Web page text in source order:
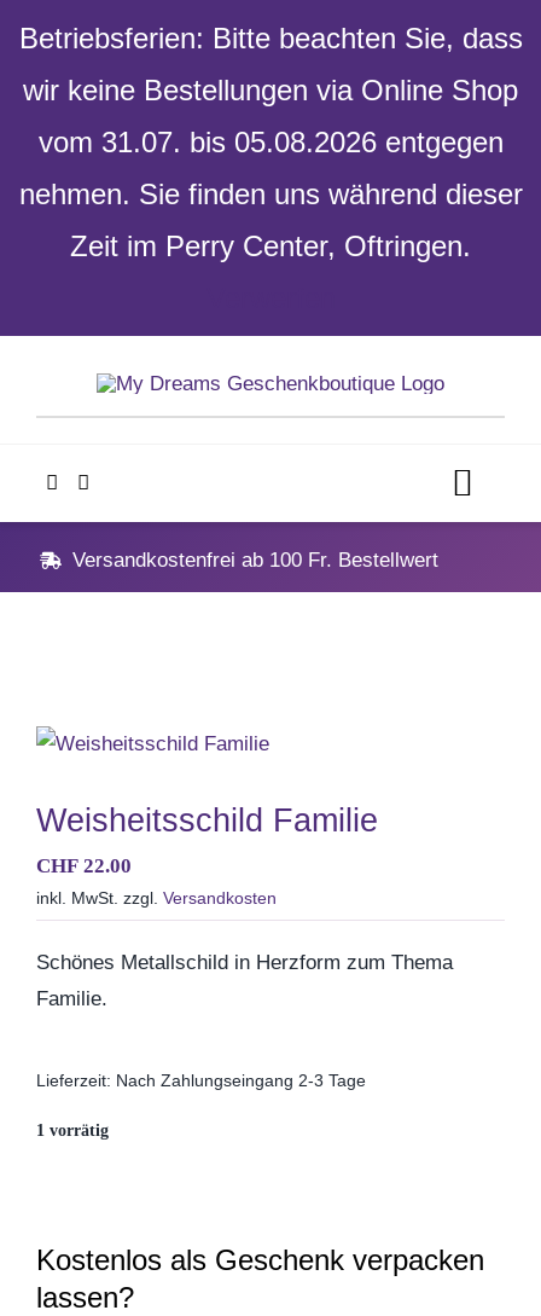
Betriebsferien: Bitte beachten Sie, dass
wir keine Bestellungen via Online Shop
vom 31.07. bis 05.08.2026 entgegen
nehmen. Sie finden uns während dieser
Zeit im Perry Center, Oftringen.
content
Home
Geburtstag
Polterabend
Versandkostenfrei ab 100 Fr. Bestellwert
Weisheitsschild Familie
CHF22.00
inkl. MwSt. zzgl. Versandkosten
Schönes Metallschild in Herzform zum Thema
Familie.
Lieferzeit: Nach Zahlungseingang 2-3 Tage
1 vorrätig
Kostenlos als Geschenk verpacken
lassen?